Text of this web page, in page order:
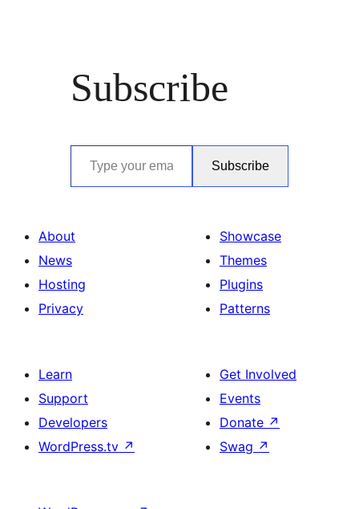
Subscribe
Type your email…
Subscribe
About
News
Hosting
Privacy
Showcase
Themes
Plugins
Patterns
Learn
Support
Developers
WordPress.tv ↗
Get Involved
Events
Donate ↗
Swag ↗